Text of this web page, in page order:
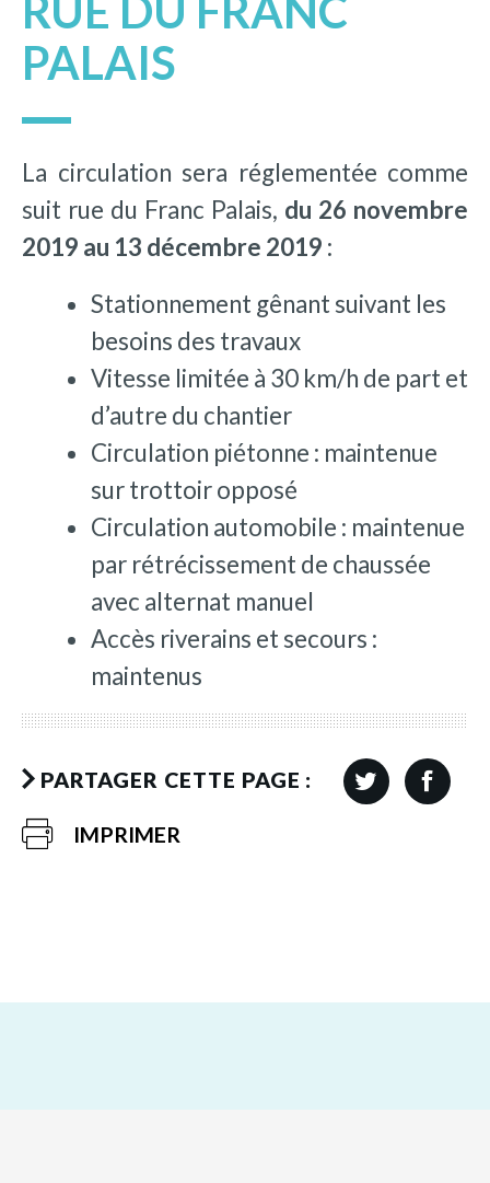
RUE DU FRANC
PALAIS
La circulation sera réglementée comme
suit rue du Franc Palais, du 26 novembre
2019 au 13 décembre 2019 :
Stationnement gênant suivant les
besoins des travaux
Vitesse limitée à 30 km/h de part et
d’autre du chantier
Circulation piétonne : maintenue
sur trottoir opposé
Circulation automobile : maintenue
par rétrécissement de chaussée
avec alternat manuel
Accès riverains et secours :
maintenus
PARTAGER CETTE PAGE :
IMPRIMER